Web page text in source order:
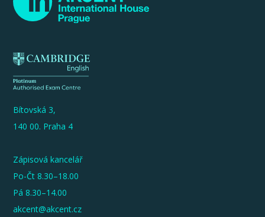
Bítovská 3,
140 00. Praha 4
Zápisová kancelář
Po-Čt 8.30–18.00
Pá 8.30–14.00
akcent@akcent.cz